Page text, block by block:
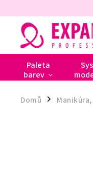
Paleta
barev
Domů /